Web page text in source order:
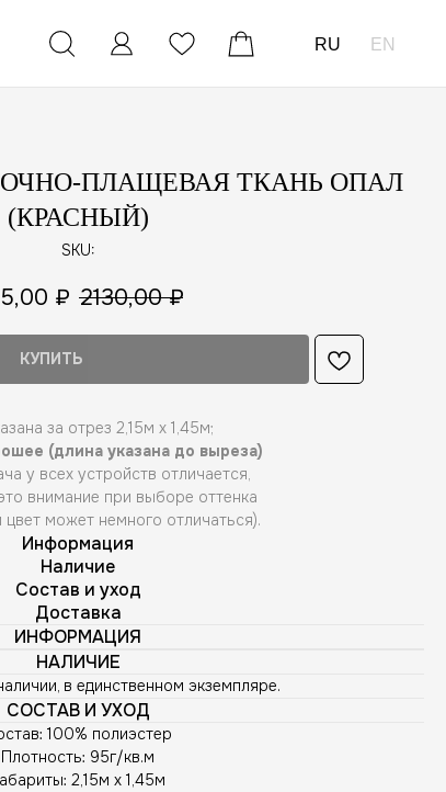
RU EN
ПЛАЩЕВАЯ ТКАНЬ ОПАЛ
(КРАСНЫЙ)
SKU:
₽ 2130,00 ₽
КУПИТЬ
за отрез 2,15м х 1,45м;
(длина указана до выреза)
у всех устройств отличается,
внимание при выборе оттенка
цвет может немного отличаться).
Информация
Наличие
Состав и уход
Доставка
ИНФОРМАЦИЯ
НАЛИЧИЕ
в единственном экземпляре.
СОСТАВ И УХОД
100% полиэстер
Плотность: 95г/кв.м
2,15м х 1,45м